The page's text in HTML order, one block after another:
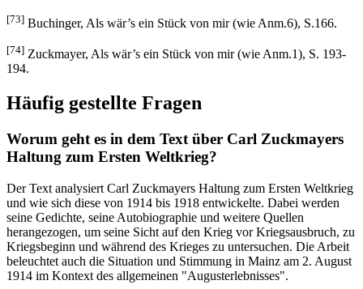
[73] Buchinger, Als wär’s ein Stück von mir (wie Anm.6), S.166.
[74] Zuckmayer, Als wär’s ein Stück von mir (wie Anm.1), S. 193-
194.
Häufig gestellte Fragen
Worum geht es in dem Text über Carl Zuckmayers
Haltung zum Ersten Weltkrieg?
Der Text analysiert Carl Zuckmayers Haltung zum Ersten Weltkrieg
und wie sich diese von 1914 bis 1918 entwickelte. Dabei werden
seine Gedichte, seine Autobiographie und weitere Quellen
herangezogen, um seine Sicht auf den Krieg vor Kriegsausbruch, zu
Kriegsbeginn und während des Krieges zu untersuchen. Die Arbeit
beleuchtet auch die Situation und Stimmung in Mainz am 2. August
1914 im Kontext des allgemeinen "Augusterlebnisses".